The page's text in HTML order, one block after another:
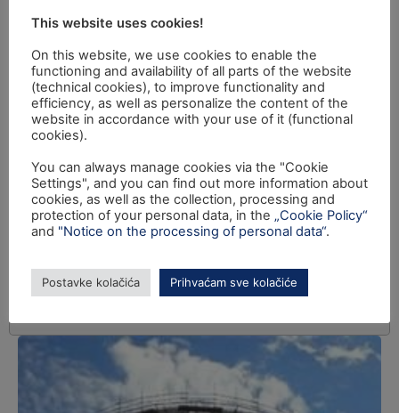
This website uses cookies!
On this website, we use cookies to enable the
functioning and availability of all parts of the website
(technical cookies), to improve functionality and
efficiency, as well as personalize the content of the
website in accordance with your use of it (functional
cookies).
You can always manage cookies via the "Cookie
Settings", and you can find out more information about
cookies, as well as the collection, processing and
protection of your personal data, in the „Cookie Policy“
and "Notice on the processing of personal data“.
Postavke kolačića Prihvaćam sve kolačiće